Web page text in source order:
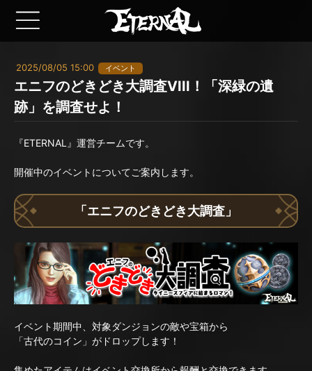
2025/08/05 15:00 イベント
エニフのどきどき大調査VIII！「深緑の遺
跡」を調査せよ！
『ETERNAL』運営チームです。
開催中のイベントについてご案内します。
「エニフのどきどき大調査」
イベント期間中、対象ダンジョンの敵や宝箱から
「古代のコイン」がドロップします！